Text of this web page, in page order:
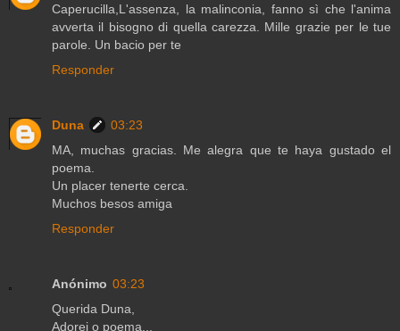
Caperucilla,L'assenza, la malinconia, fanno sì che l'anima
avverta il bisogno di quella carezza. Mille grazie per le tue
parole. Un bacio per te
Responder
Duna
03:23
MA, muchas gracias. Me alegra que te haya gustado el
poema.
Un placer tenerte cerca.
Muchos besos amiga
Responder
Anónimo 03:23
Querida Duna,
Adorei o poema...